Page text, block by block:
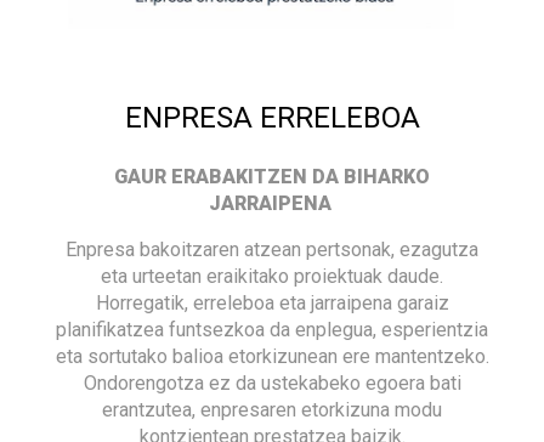
ENPRESA ERRELEBOA
GAUR ERABAKITZEN DA BIHARKO
JARRAIPENA
Enpresa bakoitzaren atzean pertsonak, ezagutza
eta urteetan eraikitako proiektuak daude.
Horregatik, erreleboa eta jarraipena garaiz
planifikatzea funtsezkoa da enplegua, esperientzia
eta sortutako balioa etorkizunean ere mantentzeko.
Ondorengotza ez da ustekabeko egoera bati
erantzutea, enpresaren etorkizuna modu
kontzientean prestatzea baizik.